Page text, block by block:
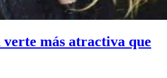
verte más atractiva que